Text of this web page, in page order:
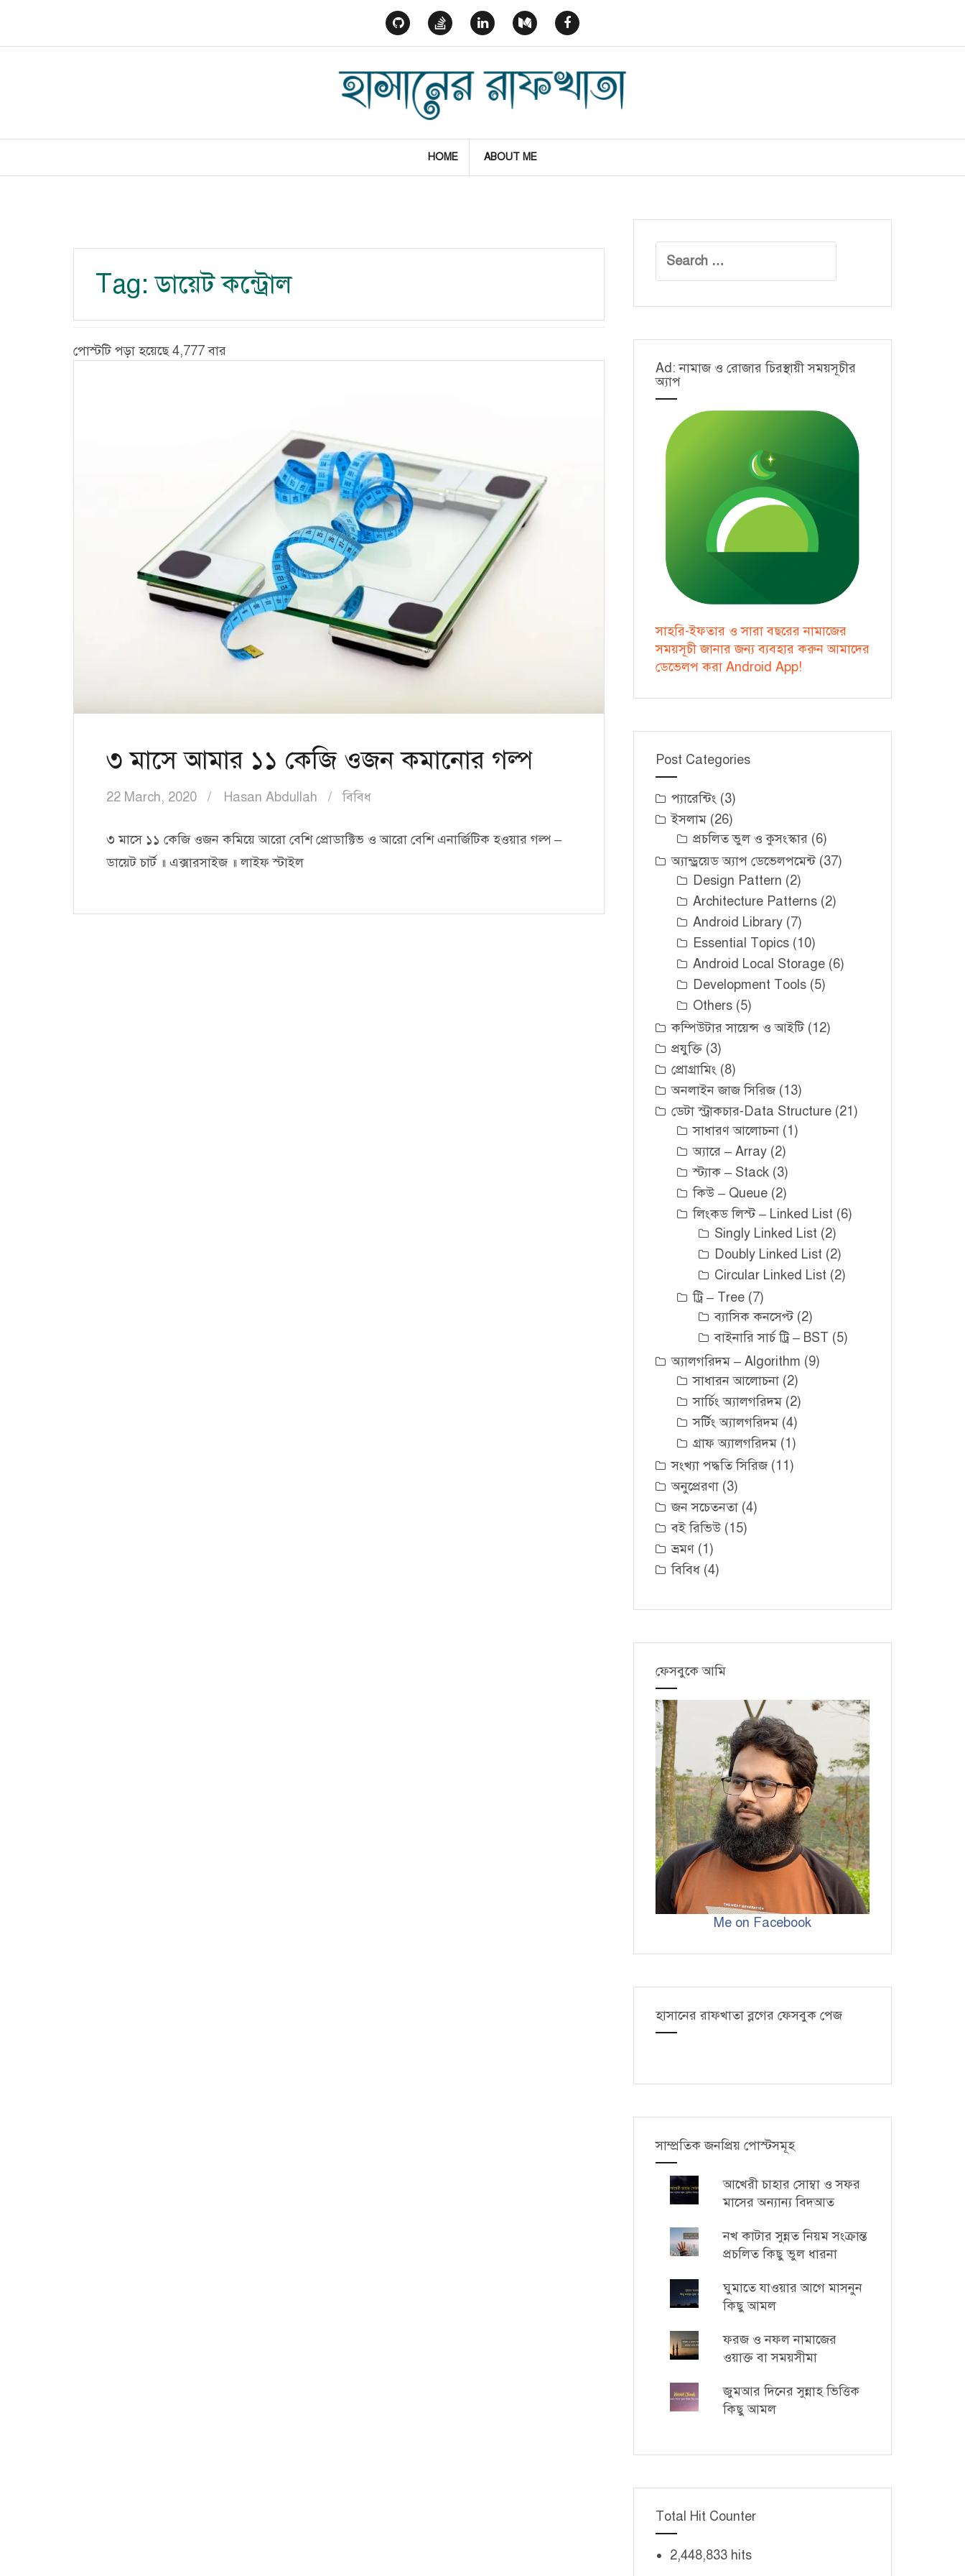
content
HOME ABOUT ME
Tag:ডায়েট কন্ট্রোল
পোস্টটি পড়া হয়েছে 4,777 বার
৩ মাসে আমার ১১ কেজি ওজন কমানোর গল্প
22 March, 2020 Hasan Abdullah বিবিধ
৩ মাসে ১১ কেজি ওজন কমিয়ে আরো বেশি প্রোডাক্টিভ ও আরো বেশি এনার্জিটিক হওয়ার গল্প –
ডায়েট চার্ট ॥ এক্সারসাইজ ॥ লাইফ স্টাইল
for:
Ad: নামাজ ও রোজার চিরস্থায়ী সময়সূচীর
অ্যাপ
সাহরি-ইফতার ও সারা বছরের নামাজের
সময়সূচী জানার জন্য ব্যবহার করুন আমাদের
ডেভেলপ করা Android App!
Post Categories
প্যারেন্টিং (3)
ইসলাম (26)
প্রচলিত ভুল ও কুসংস্কার (6)
অ্যান্ড্রয়েড অ্যাপ ডেভেলপমেন্ট(37)
Design Pattern (2)
Architecture Patterns (2)
Android Library (7)
Essential Topics (10)
Android Local Storage (6)
Development Tools (5)
Others (5)
কম্পিউটার সায়েন্স ও আইটি(12)
প্রযুক্তি (3)
প্রোগ্রামিং (8)
অনলাইন জাজ সিরিজ (13)
ডেটা স্ট্রাকচার-Data Structure (21)
সাধারণ আলোচনা (1)
অ্যারে – Array (2)
স্ট্যাক – Stack (3)
কিউ – Queue (2)
লিংকড লিস্ট – Linked List (6)
Singly Linked List (2)
Doubly Linked List (2)
Circular Linked List (2)
ট্রি – Tree (7)
ব্যাসিক কনসেপ্ট(2)
বাইনারি সার্চ ট্রি – BST (5)
অ্যালগরিদম – Algorithm (9)
সাধারন আলোচনা (2)
সার্চিং অ্যালগরিদম (2)
সর্টিং অ্যালগরিদম (4)
গ্রাফ অ্যালগরিদম (1)
সংখ্যা পদ্ধতি সিরিজ (11)
অনুপ্রেরণা (3)
জন সচেতনতা (4)
বই রিভিউ (15)
ভ্রমণ (1)
বিবিধ (4)
ফেসবুকে আমি
Me on Facebook
হাসানের রাফখাতা ব্লগের ফেসবুক পেজ
সাম্প্রতিক জনপ্রিয় পোস্টসমূহ
আখেরী চাহার সোম্বা ও সফর
মাসের অন্যান্য বিদআত
নখ কাটার সুন্নত নিয়ম সংক্রান্ত
প্রচলিত কিছু ভুল ধারনা
ঘুমাতে যাওয়ার আগে মাসনুন
কিছু আমল
ফরজ ও নফল নামাজের
ওয়াক্ত বা সময়সীমা
জুমআর দিনের সুন্নাহ ভিত্তিক
কিছু আমল
Total Hit Counter
2,448,833 hits